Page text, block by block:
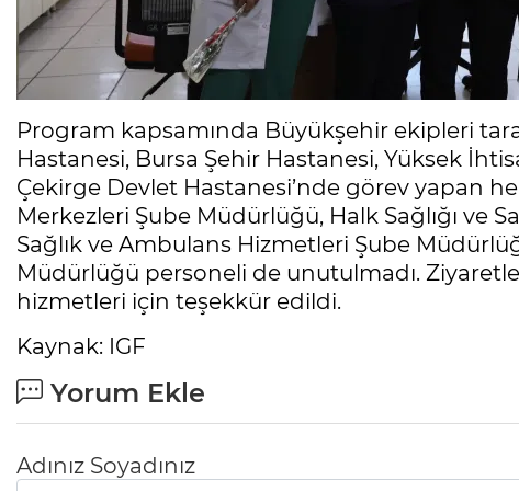
Program kapsamında Büyükşehir ekipleri
Hastanesi, Bursa Şehir Hastanesi, Yüksek
Çekirge Devlet Hastanesi’nde görev yapan
Merkezleri Şube Müdürlüğü, Halk Sağlığı ve
Sağlık ve Ambulans Hizmetleri Şube
Müdürlüğü personeli de unutulmadı.
hizmetleri için teşekkür edildi.
Kaynak: IGF
Yorum Ekle
Adınız Soyadınız